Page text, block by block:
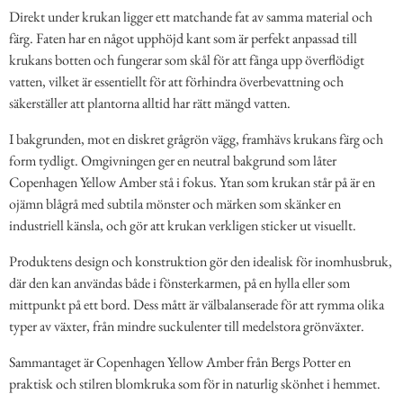
Direkt under krukan ligger ett matchande fat av samma material och
färg. Faten har en något upphöjd kant som är perfekt anpassad till
krukans botten och fungerar som skål för att fånga upp överflödigt
vatten, vilket är essentiellt för att förhindra överbevattning och
säkerställer att plantorna alltid har rätt mängd vatten.
I bakgrunden, mot en diskret grågrön vägg, framhävs krukans färg och
form tydligt. Omgivningen ger en neutral bakgrund som låter
Copenhagen Yellow Amber stå i fokus. Ytan som krukan står på är en
ojämn blågrå med subtila mönster och märken som skänker en
industriell känsla, och gör att krukan verkligen sticker ut visuellt.
Produktens design och konstruktion gör den idealisk för inomhusbruk,
där den kan användas både i fönsterkarmen, på en hylla eller som
mittpunkt på ett bord. Dess mått är välbalanserade för att rymma olika
typer av växter, från mindre suckulenter till medelstora grönväxter.
Sammantaget är Copenhagen Yellow Amber från Bergs Potter en
praktisk och stilren blomkruka som för in naturlig skönhet i hemmet.